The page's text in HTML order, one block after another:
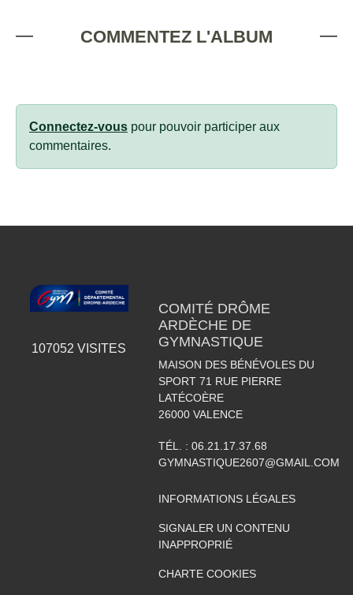
COMMENTEZ L'ALBUM
Connectez-vous pour pouvoir participer aux
commentaires.
107052 VISITES
COMITÉ DRÔME
ARDÈCHE DE
GYMNASTIQUE
MAISON DES BÉNÉVOLES DU
SPORT 71 RUE PIERRE
LATÉCOÈRE
26000 VALENCE
TÉL. : 06.21.17.37.68
GYMNASTIQUE2607@GMAIL.COM
INFORMATIONS LÉGALES
SIGNALER UN CONTENU
INAPPROPRIÉ
CHARTE COOKIES